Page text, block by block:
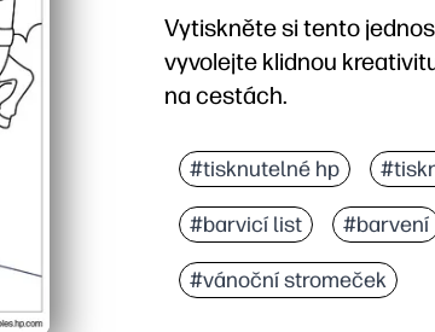
Vytiskněte si tento
vyvolejte klidnou
na cestách.
Aktivita bez přípravy -
Odvážné obrysy a
Vytváří jemné ovládání
Dotiskněte kdykoli pro
#tisknutelné hp
#barvicí list #barvení
#vánoční stromeček